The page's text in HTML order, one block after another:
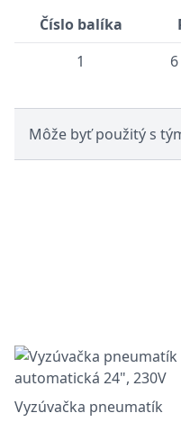
Číslo balíka
1
Môže byť použitý s
Vyzúvačka pneumatík